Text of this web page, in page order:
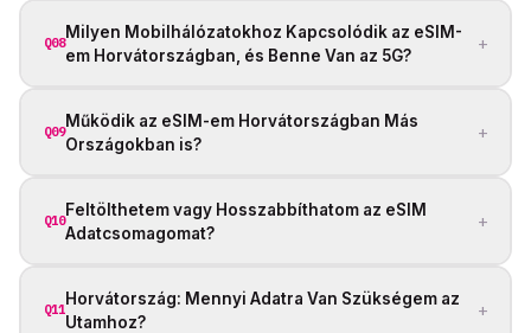
Q08
Milyen Mobilhálózatokhoz Kapcsolódik az eSIM-
em Horvátországban, és Benne Van az 5G?
+
Q09
Működik az eSIM-em Horvátországban Más
Országokban is?
+
Q10
Feltölthetem vagy Hosszabbíthatom az eSIM
Adatcsomagomat?
+
Q11
Horvátország: Mennyi Adatra Van Szükségem az
Utamhoz?
+